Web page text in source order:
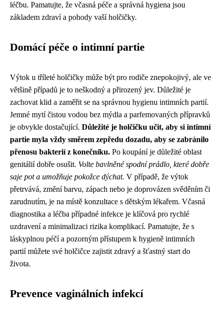
léčbu. Pamatujte, že včasná péče a správná hygiena jsou
základem zdraví a pohody vaší holčičky.
Domácí péče o intimní partie
Výtok u tříleté holčičky může být pro rodiče znepokojivý, ale ve
většině případů je to neškodný a přirozený jev. Důležité je
zachovat klid a zaměřit se na správnou hygienu intimních partií.
Jemné mytí čistou vodou bez mýdla a parfemovaných přípravků
je obvykle dostačující. Důležité je holčičku učit, aby si intimní
partie myla vždy směrem zepředu dozadu, aby se zabránilo
přenosu bakterií z konečníku. Po koupání je důležité oblast
genitálií dobře osušit. Volte bavlněné spodní prádlo, které dobře
saje pot a umožňuje pokožce dýchat. V případě, že výtok
přetrvává, změní barvu, zápach nebo je doprovázen svěděním či
zarudnutím, je na místě konzultace s dětským lékařem. Včasná
diagnostika a léčba případné infekce je klíčová pro rychlé
uzdravení a minimalizaci rizika komplikací. Pamatujte, že s
láskyplnou péčí a pozorným přístupem k hygieně intimních
partií můžete své holčičce zajistit zdravý a šťastný start do
života.
Prevence vaginálních infekcí